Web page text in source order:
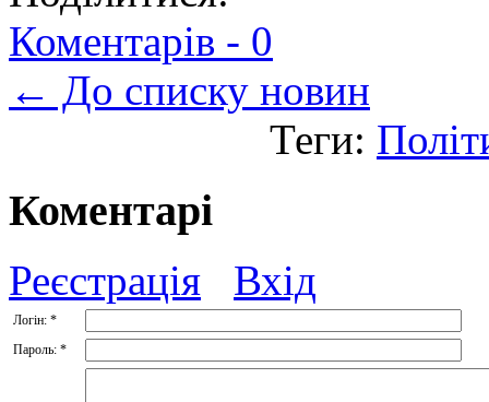
Коментарів - 0
← До списку новин
Теги:
Коментарі
Реєстрація Вхід
Логін: *
Пароль: *